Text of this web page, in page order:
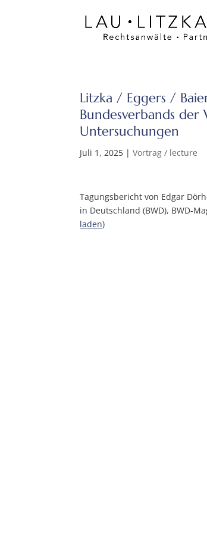
Litzka / Eggers /
Bundesverbands
Untersuchungen
Juli 1, 2025 |Vortrag / lecture
Tagungsbericht von Edgar
in Deutschland (BWD), BWD-
laden)